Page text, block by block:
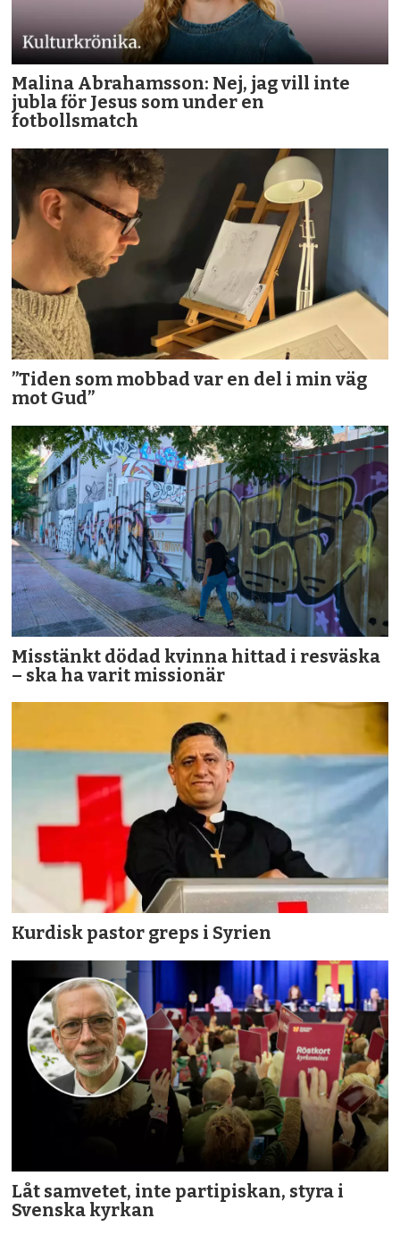
Malina Abrahamsson: Nej, jag vill inte
jubla för Jesus som under en
fotbollsmatch
”Tiden som mobbad var en del i min väg
mot Gud”
Misstänkt dödad kvinna hittad i resväska
– ska ha varit missionär
Kurdisk pastor greps i Syrien
Låt samvetet, inte partipiskan, styra i
Svenska kyrkan